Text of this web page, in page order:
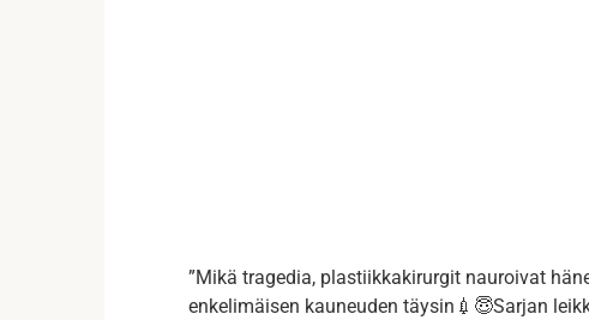
”Mikä tragedia, plastiikkakirurgit nauroivat
enkelimäisen kauneuden täysin💉😇Sarjan